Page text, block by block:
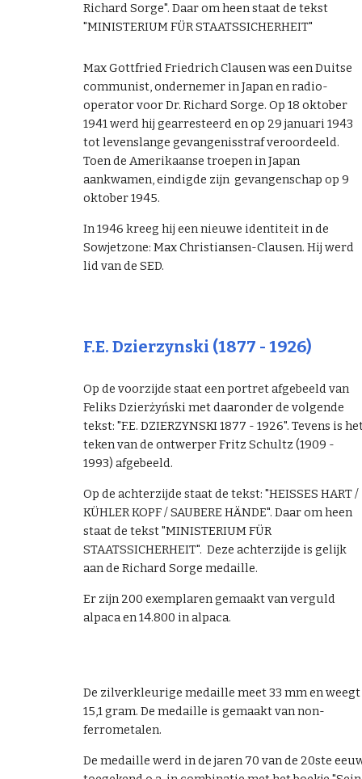
Richard Sorge". Daar om heen staat de tekst
"MINISTERIUM FÜR STAATSSICHERHEIT"
Max Gottfried Friedrich Clausenwas een Duitse
communist, ondernemer in Japan en radio-
operatorvoor Dr. Richard Sorge. Op 18 oktober
1941 werd hij gearresteerd en op 29 januari 1943
tot levenslange gevangenisstraf veroordeeld.
Toen de Amerikaanse troepen in Japan
aankwamen, eindigde zijn gevangenschap op 9
oktober 1945.
In 1946 kreeg hij een nieuwe identiteit in de
Sowjetzone: Max Christiansen-Clausen. Hij werd
lid van de SED.
F.E. Dzierzynski (1877 - 1926)
Op de voorzijde staat een portret afgebeeld van
Feliks Dzierżyński met daaronder de volgende
tekst: "F.E. DZIERZYNSKI 1877 - 1926". Tevens is
teken van de ontwerper Fritz Schultz (1909 -
1993) afgebeeld.
Op de achterzijde staat de tekst: "HEISSES HART /
KÜHLER KOPF / SAUBERE HÄNDE". Daar om heen
staat de tekst "MINISTERIUM FÜR
STAATSSICHERHEIT". Deze achterzijde is gelijk
aan de Richard Sorge medaille.
Er zijn 200 exemplaren gemaakt van verguld
alpaca en 14.800 in alpaca.
De zilverkleurige medaille meet 33 mm en weegt
15,1 gram. De medaille is gemaakt van non-
ferrometalen.
De medaille werd in de jaren 70 van de 20ste